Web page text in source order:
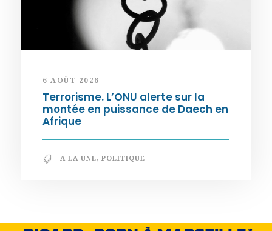
6 AOÛT 2026
Terrorisme. L’ONU alerte sur la
montée en puissance de Daech en
Afrique
A LA UNE, POLITIQUE